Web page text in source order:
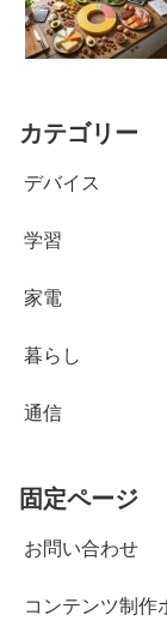
カテゴリー
デバイス
学習
家電
暮らし
通信
固定ページ
お問い合わせ
コンテンツ制作